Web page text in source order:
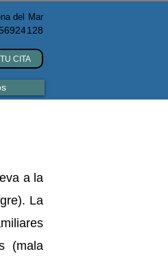
del Mar
CITA
a la
La
(mala